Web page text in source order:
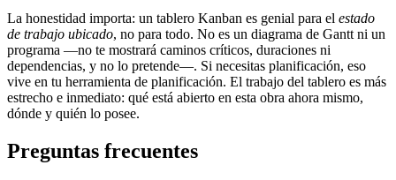
La honestidad importa: un tablero Kanban es genial para el estado
de trabajo ubicado, no para todo. No es un diagrama de Gantt ni un
programa —no te mostrará caminos críticos, duraciones ni
dependencias, y no lo pretende—. Si necesitas planificación, eso
vive en tu herramienta de planificación. El trabajo del tablero es más
estrecho e inmediato: qué está abierto en esta obra ahora mismo,
dónde y quién lo posee.
Preguntas frecuentes